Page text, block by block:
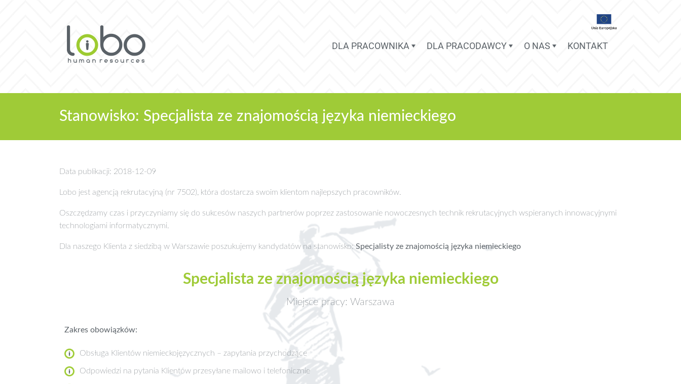
DLA PRACOWNIKA DLA PRACODAWCY O NAS KONTAKT
Stanowisko: Specjalista ze znajomością języka niemieckiego
Data publikacji: 2018-12-09
Lobo jest agencją rekrutacyjną (nr 7502), która dostarcza swoim klientom najlepszych pracowników.
Oszczędzamy czas i przyczyniamy się do sukcesów naszych partnerów poprzez zastosowanie nowoczesnych technik rekrutacyjnych wspieranych innowacyjnymi
technologiami informatycznymi.
Dla naszego Klienta z siedzibą w Warszawie poszukujemy kandydatów na stanowisko: Specjalisty ze znajomością języka niemieckiego
Specjalista ze znajomością języka niemieckiego
Miejsce pracy: Warszawa
Zakres obowiązków:
Obsługa Klientów niemieckojęzycznych – zapytania przychodzące
Odpowiedzi na pytania Klientów przesyłane mailowo i telefonicznie